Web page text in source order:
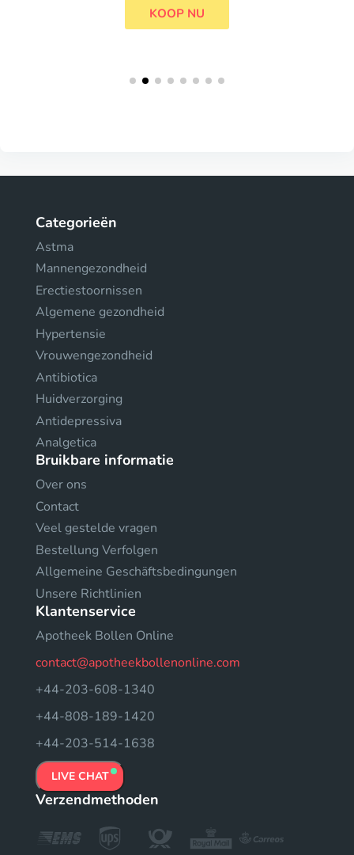
KOOP NU
Categorieën
Astma
Mannengezondheid
Erectiestoornissen
Algemene gezondheid
Hypertensie
Vrouwengezondheid
Antibiotica
Huidverzorging
Antidepressiva
Analgetica
Bruikbare informatie
Over ons
Contact
Veel gestelde vragen
Bestellung Verfolgen
Allgemeine Geschäftsbedingungen
Unsere Richtlinien
Klantenservice
Apotheek Bollen Online
contact@apotheekbollenonline.com
+44-203-608-1340
+44-808-189-1420
+44-203-514-1638
LIVE CHAT
Verzendmethoden